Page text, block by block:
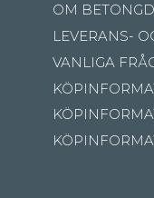
OM
LEVERANS-
VANLIGA